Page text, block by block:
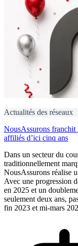
Actualités des réseaux
NousAssurons franchit
affiliés d’ici cinq ans
Dans un secteur du
traditionnellement
NousAssurons réalise
Avec une progression
en 2025 et un
seulement deux ans,
fin 2023 et mi-mars